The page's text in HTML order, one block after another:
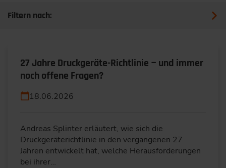
Filtern nach:
27 Jahre Druckgeräte-Richtlinie − und immer
noch offene Fragen?
18.06.2026
Andreas Splinter erläutert, wie sich die
Druckgeräterichtlinie in den vergangenen 27
Jahren entwickelt hat, welche Herausforderungen
bei ihrer…